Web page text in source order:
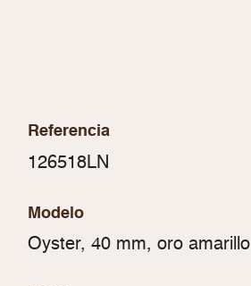
Referencia
126518LN
Modelo
Oyster, 40 mm, oro amarillo